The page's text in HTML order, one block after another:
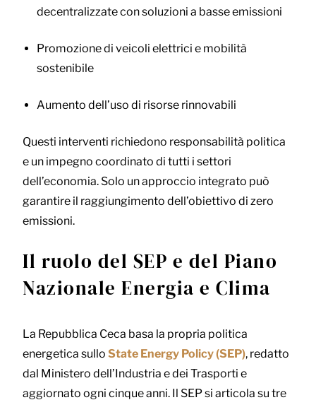
decentralizzate con soluzioni a basse emissioni
Promozione di veicoli elettrici e mobilità
sostenibile
Aumento dell’uso di risorse rinnovabili
Questi interventi richiedono responsabilità politica
e un impegno coordinato di tutti i settori
dell’economia. Solo un approccio integrato può
garantire il raggiungimento dell’obiettivo di zero
emissioni.
Il ruolo del SEP e del Piano
Nazionale Energia e Clima
La Repubblica Ceca basa la propria politica
energetica sullo State Energy Policy (SEP), redatto
dal Ministero dell’Industria e dei Trasporti e
aggiornato ogni cinque anni. Il SEP si articola su tre